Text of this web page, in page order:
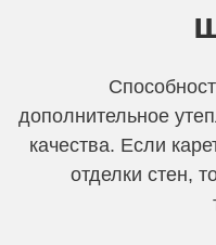
дополнительное
качества. Если
отделки стен,